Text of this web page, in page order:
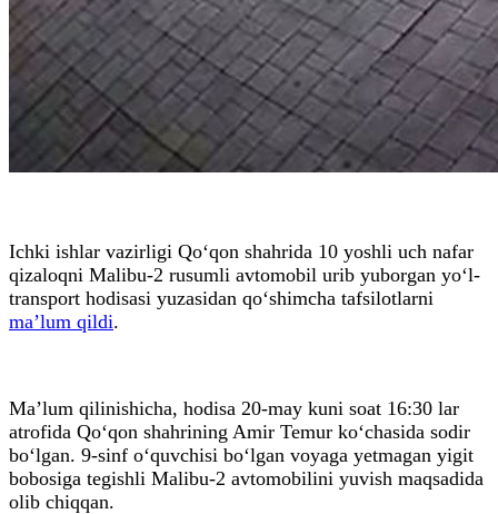
Ichki ishlar vazirligi Qo‘qon shahrida 10 yoshli uch nafar
qizaloqni Malibu-2 rusumli avtomobil urib yuborgan yo‘l-
transport hodisasi yuzasidan qo‘shimcha tafsilotlarni
ma’lum qildi.
Ma’lum qilinishicha, hodisa 20-may kuni soat 16:30 lar
atrofida Qo‘qon shahrining Amir Temur ko‘chasida sodir
bo‘lgan. 9-sinf o‘quvchisi bo‘lgan voyaga yetmagan yigit
bobosiga tegishli Malibu-2 avtomobilini yuvish maqsadida
olib chiqqan.